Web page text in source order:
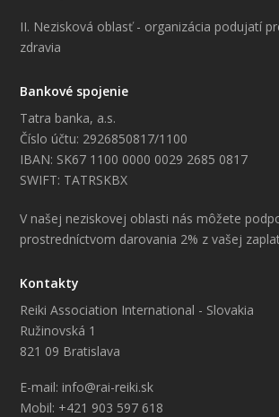
II. Nezisková oblasť - organizácia podujatí
zdravia
Bankové spojenie
Tatra banka, a.s.
Číslo účtu: 2926850817/1100
IBAN: SK67 1100 0000 0029 2685 0817
SWIFT: TATRSKBX
V našej neziskovej oblasti nás môžete
prostredníctvom darovania 2% z vašej
Kontakty
Reiki Association International - Slovakia
Ružinovská 1
821 09 Bratislava
E-mail: info@rai-reiki.sk
Mobil: +421 903 597 618